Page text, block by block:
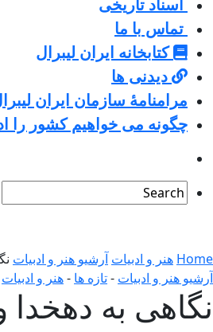
اسناد تاریخی
تماس با ما
کتابخانه ایران لیبرال
دیدنی ها
مرامنامۀ سازمان ایران
چگونه می خواهیم کشور را
Home هنر و ادبیات آرشیو هنر و ادبیات
آرشیو هنر و ادبیات -تازه ها -هنر و ادبیات
نگاهی به